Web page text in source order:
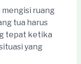
mengisi ruang
tua harus
tepat ketika
yang